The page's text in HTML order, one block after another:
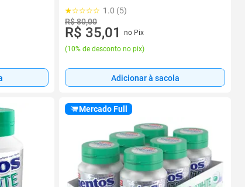
1.0 (5)
R$ 80,00
R$ 35,01
no Pix
(10% de desconto no pix)
Adicionar à sacola
Mercado Full